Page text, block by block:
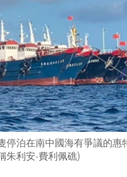
AND DEFENSE
AND GOVERNANCE
AND TRADE
AND HEALTH
INSTITUTIONS
停泊在南中國海有爭議的惠
朱利安·費利佩礁)